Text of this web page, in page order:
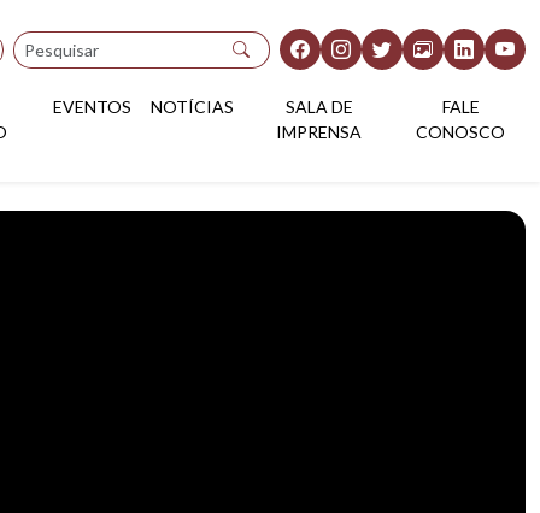
Pesquisar
EVENTOS NOTÍCIAS
SALA DE
IMPRENSA
FALE
CONOSCO